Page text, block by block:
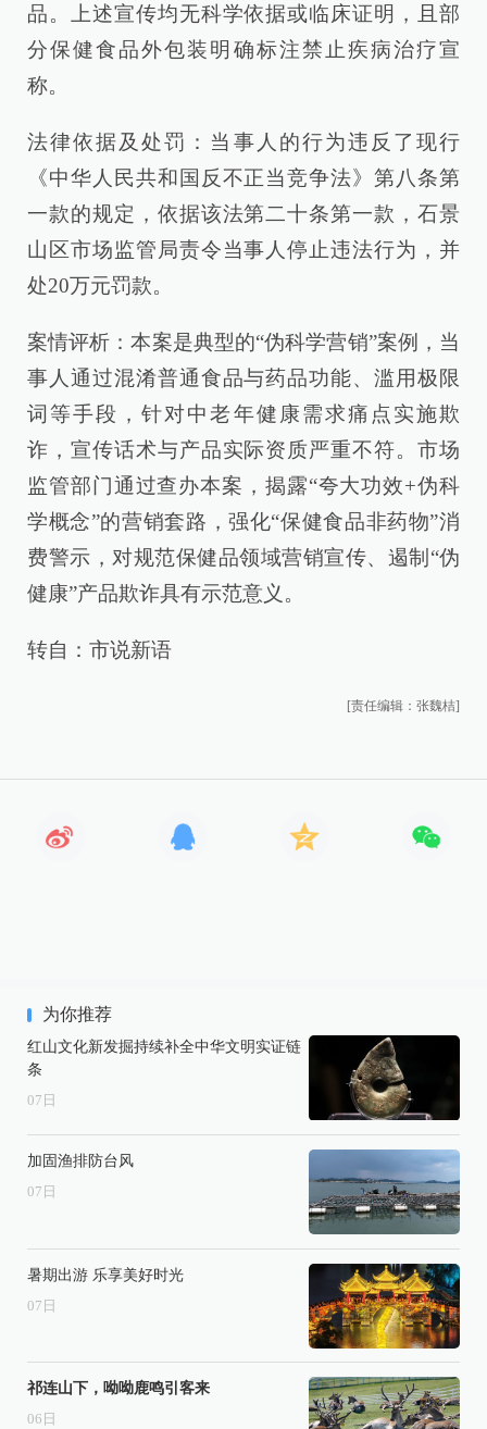
品。上述宣传均无科学依据或临床证明，且部
分保健食品外包装明确标注禁止疾病治疗宣
称。
法律依据及处罚：当事人的行为违反了现行
《中华人民共和国反不正当竞争法》第八条第
一款的规定，依据该法第二十条第一款，石景
山区市场监管局责令当事人停止违法行为，并
处20万元罚款。
案情评析：本案是典型的“伪科学营销”案例，当
事人通过混淆普通食品与药品功能、滥用极限
词等手段，针对中老年健康需求痛点实施欺
诈，宣传话术与产品实际资质严重不符。市场
监管部门通过查办本案，揭露“夸大功效+伪科
学概念”的营销套路，强化“保健食品非药物”消
费警示，对规范保健品领域营销宣传、遏制“伪
健康”产品欺诈具有示范意义。
转自：市说新语
[责任编辑：张魏桔]
为你推荐
红山文化新发掘持续补全中华文明实证链
条
07 日
加固渔排防台风
07 日
暑期出游 乐享美好时光
07 日
祁连山下，呦呦鹿鸣引客来
06 日